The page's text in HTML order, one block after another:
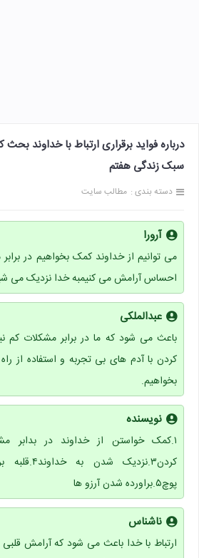
سبک زندگی هفتم
دسته بندی : مطالب سایت
آرورا
می توانیم از خداوند کمک بخواهیم در
احساس آرامش می کنیمبه خدا نزدیک می
عبدالملکی
باعث می شود که ما در برابر مشکلات کم
کردن با آدم های بی تجربه و استفاده از
بخواهیم.
نویسنده
پوچ۵.براورده شدن آرزو ها
ناشناس
ارتباط با خدا باعث می شود که آرامش